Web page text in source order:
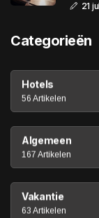
21
Categorieën
Hotels
56 Artikelen
Algemeen
167 Artikelen
Vakantie
63 Artikelen